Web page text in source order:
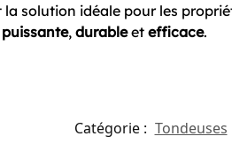
solution idéale pour les
puissante, durableet efficace.
Catégorie : Tondeuses